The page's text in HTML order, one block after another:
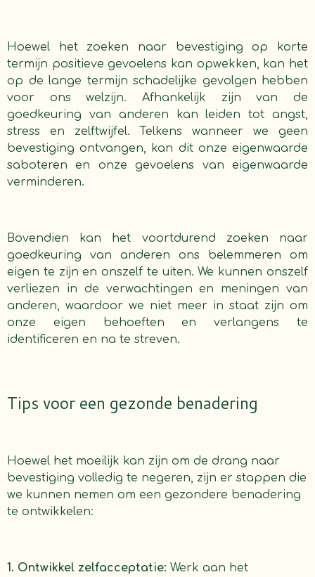
Hoewel het zoeken naar bevestiging op korte
termijn positieve gevoelens kan opwekken, kan het
op de lange termijn schadelijke gevolgen hebben
voor ons welzijn. Afhankelijk zijn van de
goedkeuring van anderen kan leiden tot angst,
stress en zelftwijfel. Telkens wanneer we geen
bevestiging ontvangen, kan dit onze eigenwaarde
saboteren en onze gevoelens van eigenwaarde
verminderen.
Bovendien kan het voortdurend zoeken naar
goedkeuring van anderen ons belemmeren om
eigen te zijn en onszelf te uiten. We kunnen onszelf
verliezen in de verwachtingen en meningen van
anderen, waardoor we niet meer in staat zijn om
onze eigen behoeften en verlangens te
identificeren en na te streven.
Tips voor een gezonde benadering
Hoewel het moeilijk kan zijn om de drang naar
bevestiging volledig te negeren, zijn er stappen die
we kunnen nemen om een gezondere benadering
te ontwikkelen:
1. Ontwikkel zelfacceptatie: Werk aan het